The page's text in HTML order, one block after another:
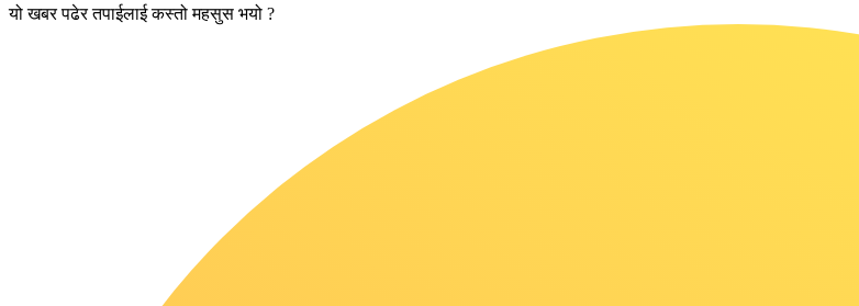
यो खबर पढेर तपाईलाई कस्तो महसुस भयो ?